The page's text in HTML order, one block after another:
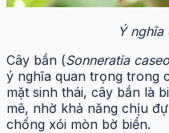
Ý nghĩa
Cây bần (Sonneratia
ý nghĩa quan trọng trong
mặt sinh thái, cây bần là
mẽ, nhờ khả năng chịu
chống xói mòn bờ biển.